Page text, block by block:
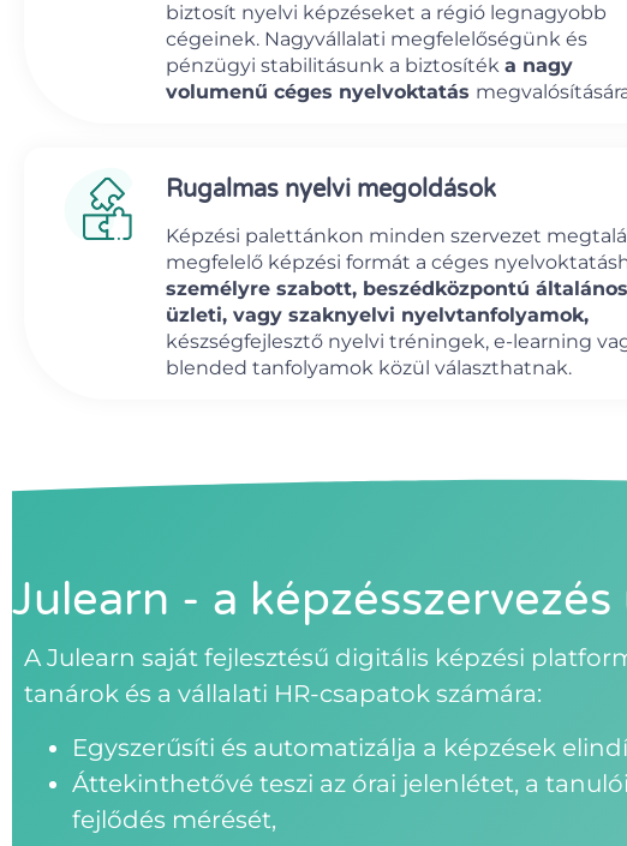
biztosít nyelvi képzéseket a régió legnagyobb
cégeinek. Nagyvállalati megfelelőségünk és
pénzügyi stabilitásunk a biztosítéka nagy
volumenű céges nyelvoktatás
Rugalmas nyelvi megoldások
Képzési palettánkon minden szervezet
megfelelő képzési formát a céges
személyre szabott, beszédközpontú
üzleti, vagy szaknyelvi nyelvtanfolyamok,
készségfejlesztő nyelvi tréningek, e-learning
blended tanfolyamok közül választhatnak.
Julearn - a
A Julearn saját fejlesztésű digitális képzési
tanárok és a vállalati HR-csapatok számára:
Egyszerűsíti és automatizálja a képzések
Áttekinthetővé teszi az órai jelenlétet, a
fejlődés mérését,